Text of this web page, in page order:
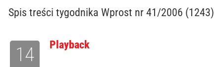
Spis treści tygodnika Wprost nr 41/2006 (1243)
Playback
14